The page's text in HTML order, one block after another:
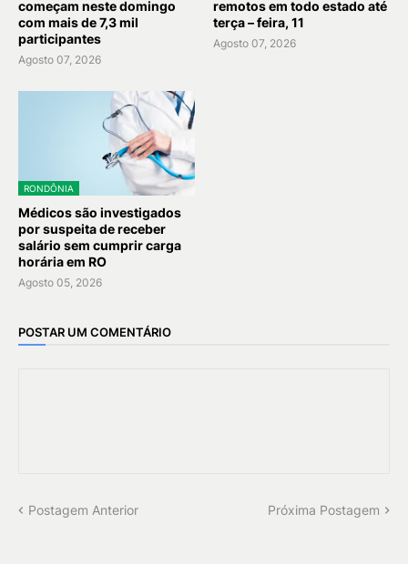
começam neste domingo
com mais de 7,3 mil
participantes
Agosto 07, 2026
remotos em todo estado até
terça – feira, 11
Agosto 07, 2026
RONDÔNIA
Médicos são investigados
por suspeita de receber
salário sem cumprir carga
horária em RO
Agosto 05, 2026
POSTAR UM COMENTÁRIO
Postagem Anterior Próxima Postagem